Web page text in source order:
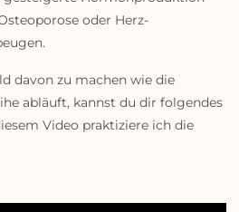
oder Herz-
davon zu machen wie die
abläuft, kannst du dir folgendes
Video praktiziere ich die